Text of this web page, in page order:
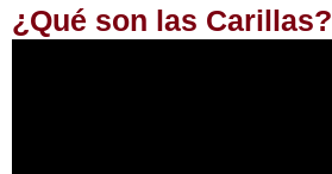
¿Qué son las Carillas?